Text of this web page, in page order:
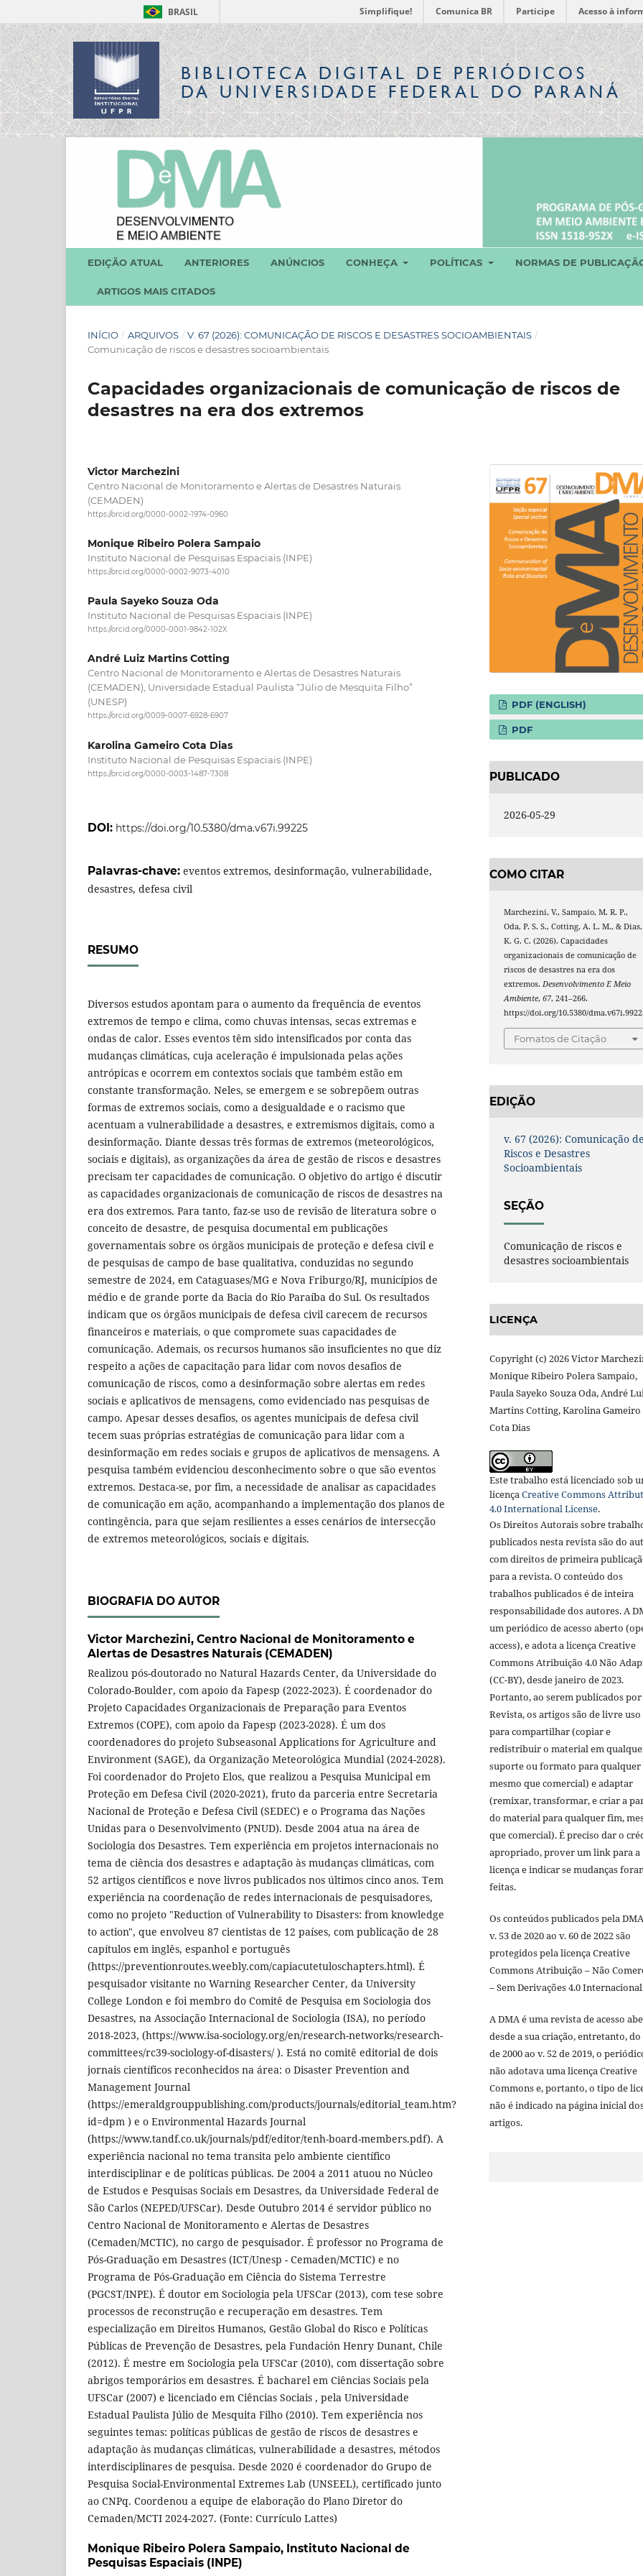
BRASIL Simplifique! Comunica BR Participe Acesso à
BIBLIOTECA DIGITALDE PERIÓDICOS
DA UNIVERSIDADE FEDERAL DO PARANÁ
EDIÇÃO ATUAL ANTERIORES ANÚNCIOS CONHEÇA POLÍTICAS NORMAS DE
ARTIGOS MAIS CITADOS
INÍCIO / ARQUIVOS / V. 67 (2026): COMUNICAÇÃO DE RISCOS E DESASTRES SOCIOAMBIENTAIS /
Comunicação de riscos e desastres socioambientais
Capacidades organizacionais de comunicação de riscos de
desastres na era dos extremos
Victor Marchezini
Centro Nacional de Monitoramento e Alertas de Desastres Naturais
(CEMADEN)
https://orcid.org/0000-0002-1974-0960
Monique Ribeiro Polera Sampaio
Instituto Nacional de Pesquisas Espaciais (INPE)
https://orcid.org/0000-0002-9073-4010
Paula Sayeko Souza Oda
Instituto Nacional de Pesquisas Espaciais (INPE)
https://orcid.org/0000-0001-9842-102X
André Luiz Martins Cotting
Centro Nacional de Monitoramento e Alertas de Desastres Naturais
(CEMADEN), Universidade Estadual Paulista “Júlio de Mesquita Filho”
(UNESP)
https://orcid.org/0009-0007-6928-6907
Karolina Gameiro Cota Dias
Instituto Nacional de Pesquisas Espaciais (INPE)
https://orcid.org/0000-0003-1487-7308
DOI: https://doi.org/10.5380/dma.v67i.99225
Palavras-chave: eventos extremos, desinformação, vulnerabilidade,
desastres, defesa civil
RESUMO
Diversos estudos apontam para o aumento da frequência de eventos
extremos de tempo e clima, como chuvas intensas, secas extremas e
ondas de calor. Esses eventos têm sido intensificados por conta das
mudanças climáticas, cuja aceleração é impulsionada pelas ações
antrópicas e ocorrem em contextos sociais que também estão em
constante transformação. Neles, se emergem e se sobrepõem outras
formas de extremos sociais, como a desigualdade e o racismo que
acentuam a vulnerabilidade a desastres, e extremismos digitais, como a
desinformação. Diante dessas três formas de extremos (meteorológicos,
sociais e digitais), as organizações da área de gestão de riscos e desastres
precisam ter capacidades de comunicação. O objetivo do artigo é discutir
as capacidades organizacionais de comunicação de riscos de desastres na
era dos extremos. Para tanto, faz-se uso de revisão de literatura sobre o
conceito de desastre, de pesquisa documental em publicações
governamentais sobre os órgãos municipais de proteção e defesa civil e
de pesquisas de campo de base qualitativa, conduzidas no segundo
semestre de 2024, em Cataguases/MG e Nova Friburgo/RJ, municípios de
médio e de grande porte da Bacia do Rio Paraíba do Sul. Os resultados
indicam que os órgãos municipais de defesa civil carecem de recursos
financeiros e materiais, o que compromete suas capacidades de
comunicação. Ademais, os recursos humanos são insuficientes no que diz
respeito a ações de capacitação para lidar com novos desafios de
comunicação de riscos, como a desinformação sobre alertas em redes
sociais e aplicativos de mensagens, como evidenciado nas pesquisas de
campo. Apesar desses desafios, os agentes municipais de defesa civil
tecem suas próprias estratégias de comunicação para lidar com a
desinformação em redes sociais e grupos de aplicativos de mensagens. A
pesquisa também evidenciou desconhecimento sobre o que são eventos
extremos. Destaca-se, por fim, a necessidade de analisar as capacidades
de comunicação em ação, acompanhando a implementação dos planos de
contingência, para que sejam resilientes a esses cenários de intersecção
de extremos meteorológicos, sociais e digitais.
BIOGRAFIA DO AUTOR
Victor Marchezini, Centro Nacional de Monitoramento e
Alertas de Desastres Naturais (CEMADEN)
Realizou pós-doutorado no Natural Hazards Center, da Universidade do
Colorado-Boulder, com apoio da Fapesp (2022-2023). É coordenador do
Projeto Capacidades Organizacionais de Preparação para Eventos
Extremos (COPE), com apoio da Fapesp (2023-2028). É um dos
coordenadores do projeto Subseasonal Applications for Agriculture and
Environment (SAGE), da Organização Meteorológica Mundial (2024-2028).
Foi coordenador do Projeto Elos, que realizou a Pesquisa Municipal em
Proteção em Defesa Civil (2020-2021), fruto da parceria entre Secretaria
Nacional de Proteção e Defesa Civil (SEDEC) e o Programa das Nações
Unidas para o Desenvolvimento (PNUD). Desde 2004 atua na área de
Sociologia dos Desastres. Tem experiência em projetos internacionais no
tema de ciência dos desastres e adaptação às mudanças climáticas, com
52 artigos científicos e nove livros publicados nos últimos cinco anos. Tem
experiência na coordenação de redes internacionais de pesquisadores,
como no projeto "Reduction of Vulnerability to Disasters: from knowledge
to action", que envolveu 87 cientistas de 12 países, com publicação de 28
capítulos em inglês, espanhol e português
(https://preventionroutes.weebly.com/capiacutetuloschapters.html). É
pesquisador visitante no Warning Researcher Center, da University
College London e foi membro do Comitê de Pesquisa em Sociologia dos
Desastres, na Associação Internacional de Sociologia (ISA), no período
2018-2023, (https://www.isa-sociology.org/en/research-networks/research-
committees/rc39-sociology-of-disasters/ ). Está no comitê editorial de dois
jornais científicos reconhecidos na área: o Disaster Prevention and
Management Journal
(https://emeraldgrouppublishing.com/products/journals/editorial_team.htm?
id=dpm ) e o Environmental Hazards Journal
(https://www.tandf.co.uk/journals/pdf/editor/tenh-board-members.pdf). A
experiência nacional no tema transita pelo ambiente científico
interdisciplinar e de políticas públicas. De 2004 a 2011 atuou no Núcleo
de Estudos e Pesquisas Sociais em Desastres, da Universidade Federal de
São Carlos (NEPED/UFSCar). Desde Outubro 2014 é servidor público no
Centro Nacional de Monitoramento e Alertas de Desastres
(Cemaden/MCTIC), no cargo de pesquisador. É professor no Programa de
Pós-Graduação em Desastres (ICT/Unesp - Cemaden/MCTIC) e no
Programa de Pós-Graduação em Ciência do Sistema Terrestre
(PGCST/INPE). É doutor em Sociologia pela UFSCar (2013), com tese sobre
processos de reconstrução e recuperação em desastres. Tem
especialização em Direitos Humanos, Gestão Global do Risco e Políticas
Públicas de Prevenção de Desastres, pela Fundación Henry Dunant, Chile
(2012). É mestre em Sociologia pela UFSCar (2010), com dissertação sobre
abrigos temporários em desastres. É bacharel em Ciências Sociais pela
UFSCar (2007) e licenciado em Ciências Sociais , pela Universidade
Estadual Paulista Júlio de Mesquita Filho (2010). Tem experiência nos
seguintes temas: políticas públicas de gestão de riscos de desastres e
adaptação às mudanças climáticas, vulnerabilidade a desastres, métodos
interdisciplinares de pesquisa. Desde 2020 é coordenador do Grupo de
Pesquisa Social-Environmental Extremes Lab (UNSEEL), certificado junto
ao CNPq. Coordenou a equipe de elaboração do Plano Diretor do
Cemaden/MCTI 2024-2027. (Fonte: Currículo Lattes)
Monique Ribeiro Polera Sampaio, Instituto Nacional de
Pesquisas Espaciais (INPE)
PDF (ENGLISH)
PDF
PUBLICADO
2026-05-29
COMO CITAR
Marchezini, V., Sampaio, M. R. P.,
Oda, P. S. S., Cotting, A. L. M., & Dias,
K. G. C. (2026). Capacidades
organizacionais de comunicação de
riscos de desastres na era dos
extremos.Desenvolvimento E Meio
Ambiente,67, 241–266.
https://doi.org/10.5380/
Fomatos de Citação
EDIÇÃO
v. 67 (2026): Comunicação
Riscos e Desastres
Socioambientais
SEÇÃO
Comunicação de riscos e
desastres socioambientais
LICENÇA
Copyright (c) 2026 Victor
Monique Ribeiro Polera Sampaio,
Paula Sayeko Souza Oda, André
Martins Cotting, Karolina Gameiro
Cota Dias
Este trabalho está licenciado sob
licençaCreative Commons
4.0 International License.
Os Direitos Autorais sobre
publicados nesta revista são do
com direitos de primeira
para a revista. O conteúdo dos
trabalhos publicados é de inteira
responsabilidade dos autores. A
um periódico de acesso aberto
access), e adota a licença Creative
Commons Atribuição 4.0 Não
(CC-BY), desde janeiro de 2023.
Portanto, ao serem publicados por
Revista, os artigos são de livre uso
para compartilhar (copiar e
redistribuir o material em
suporte ou formato para
mesmo que comercial) e adaptar
(remixar, transformar, e criar a
do material para qualquer fim,
que comercial). É preciso dar o
apropriado, prover um link para a
licença e indicar se mudanças
feitas.
Os conteúdos publicados pela
v. 53 de 2020 ao v. 60 de 2022 são
protegidos pela licença Creative
Commons Atribuição – Não
– Sem Derivações 4.0
A DMA é uma revista de acesso
desde a sua criação, entretanto, do
de 2000 ao v. 52 de 2019, o
não adotava uma licença Creative
Commons e, portanto, o tipo de
não é indicado na página inicial
artigos.